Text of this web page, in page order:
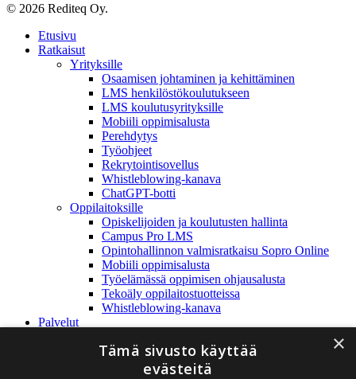
© 2026 Rediteq Oy.
Close
Menu
Etusivu
Ratkaisut
Yrityksille
Osaamisen johtaminen ja kehittäminen
LMS henkilöstökoulutukseen
LMS koulutusyrityksille
Mobiili oppimisalusta
Perehdytys
Työohjeet
Rekrytointisovellus
Whistleblowing-kanava
ChatGPT-botti
Oppilaitoksille
Opiskelijoiden ja koulutusten hallinta
Campus Pro LMS
Opintohallinnon valmisratkaisu Sopro Online
Mobiili oppimisalusta
Työelämässä oppimisen ohjausalusta
Tekoäly oppilaitostuotteissa
Whistleblowing-kanava
Palvelut
×
Tämä sivusto käyttää
evästeitä